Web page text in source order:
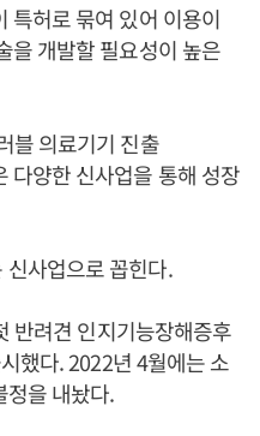
특허로 묶여 있어 이용이
을 개발할 필요성이 높은
블 의료기기 진출
다양한 신사업을 통해 성장
사업으로 꼽힌다.
반려견 인지기능장해증후
했다. 2022년 4월에는 소
정을 내놨다.